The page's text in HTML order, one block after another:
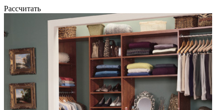
Рассчитать